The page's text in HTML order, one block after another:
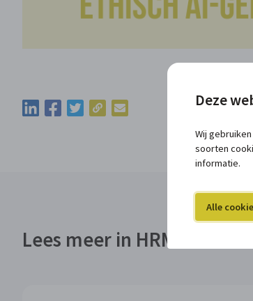
Deze
Wij
soorten
informatie.
Alle
Deel deze update via LinkedIn
Deel deze update via Facebook
Deel deze update via Twitter
Kopieer de permalink van deze
Deel deze update via e-mail
Lees meer in HRMConnect